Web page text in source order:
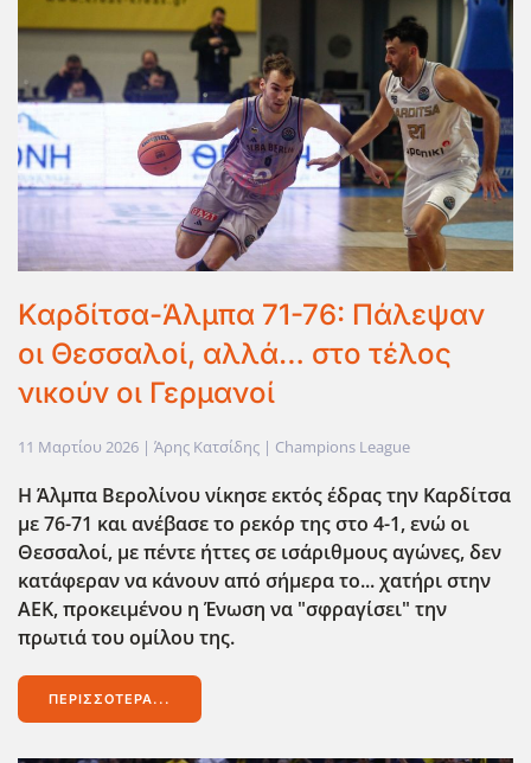
Καρδίτσα-Άλμπα 71-76: Πάλεψαν
οι Θεσσαλοί, αλλά… στο τέλος
νικούν οι Γερμανοί
11 Μαρτίου 2026 | Άρης Κατσίδης | Champions League
Η Άλμπα Βερολίνου νίκησε εκτός έδρας την Καρδίτσα
με 76-71 και ανέβασε το ρεκόρ της στο 4-1, ενώ οι
Θεσσαλοί, με πέντε ήττες σε ισάριθμους αγώνες, δεν
κατάφεραν να κάνουν από σήμερα το... χατήρι στην
ΑΕΚ, προκειμένου η Ένωση να "σφραγίσει" την
πρωτιά του ομίλου της.
ΠΕΡΙΣΣΌΤΕΡΑ...